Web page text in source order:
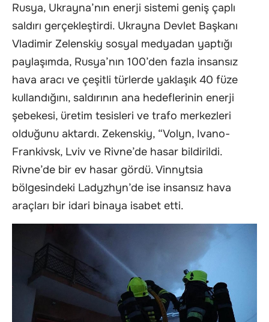
Rusya, Ukrayna’nın enerji sistemi geniş çaplı
saldırı gerçekleştirdi. Ukrayna Devlet Başkanı
Vladimir Zelenskiy sosyal medyadan yaptığı
paylaşımda, Rusya’nın 100’den fazla insansız
hava aracı ve çeşitli türlerde yaklaşık 40 füze
kullandığını, saldırının ana hedeflerinin enerji
şebekesi, üretim tesisleri ve trafo merkezleri
olduğunu aktardı. Zekenskiy, “Volyn, Ivano-
Frankivsk, Lviv ve Rivne’de hasar bildirildi.
Rivne’de bir ev hasar gördü. Vinnytsia
bölgesindeki Ladyzhyn’de ise insansız hava
araçları bir idari binaya isabet etti.